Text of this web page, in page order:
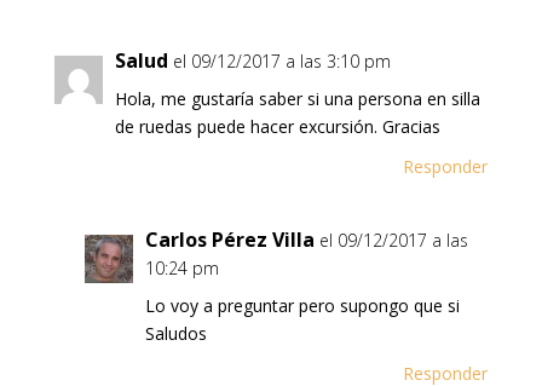
Salud el 09/12/2017 a las 3:10 pm
Hola, me gustaría saber si una persona en silla
de ruedas puede hacer excursión. Gracias
Responder
Carlos Pérez Villa el 09/12/2017 a las
10:24 pm
Lo voy a preguntar pero supongo que si
Saludos
Responder